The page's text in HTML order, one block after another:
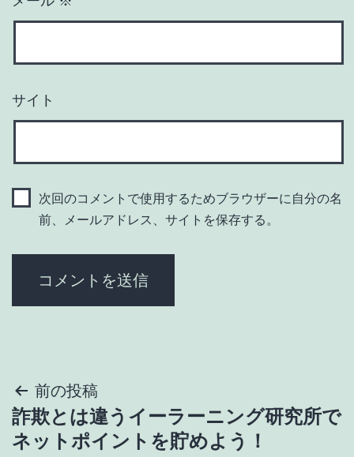
サイト
次回のコメントで使用するためブラウザーに自分の名
前、メールアドレス、サイトを保存する。
投
稿
前の投稿
詐欺とは違うイーラーニング研究所で
ネットポイントを貯めよう！